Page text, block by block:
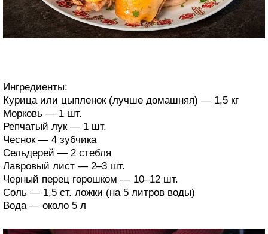
Ингредиенты:
Курица или цыпленок (лучше домашняя) — 1,5 кг
Морковь — 1 шт.
Репчатый лук — 1 шт.
Чеснок — 4 зубчика
Сельдерей — 2 стебля
Лавровый лист — 2–3 шт.
Черный перец горошком — 10–12 шт.
Соль — 1,5 ст. ложки (на 5 литров воды)
Вода — около 5 л